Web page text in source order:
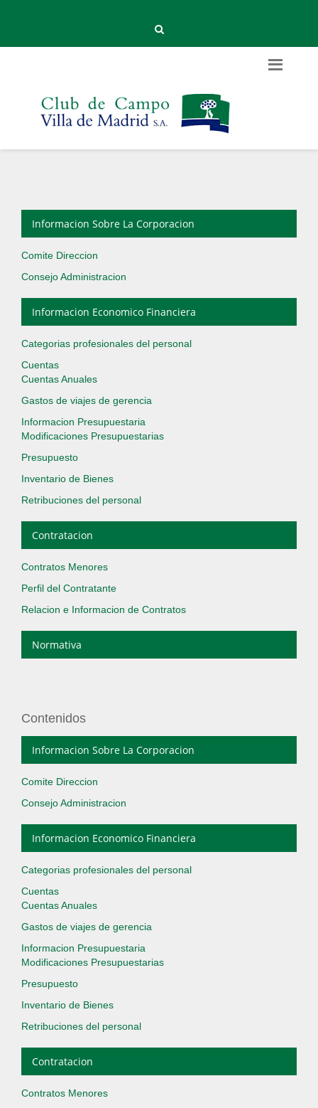
Informacion Sobre La Corporacion
Comite Direccion
Consejo Administracion
Informacion Economico Financiera
Categorias profesionales del personal
Cuentas
Cuentas Anuales
Gastos de viajes de gerencia
Informacion Presupuestaria
Modificaciones Presupuestarias
Presupuesto
Inventario de Bienes
Retribuciones del personal
Contratacion
Contratos Menores
Perfil del Contratante
Relacion e Informacion de Contratos
Normativa
Contenidos
Informacion Sobre La Corporacion
Comite Direccion
Consejo Administracion
Informacion Economico Financiera
Categorias profesionales del personal
Cuentas
Cuentas Anuales
Gastos de viajes de gerencia
Informacion Presupuestaria
Modificaciones Presupuestarias
Presupuesto
Inventario de Bienes
Retribuciones del personal
Contratacion
Contratos Menores